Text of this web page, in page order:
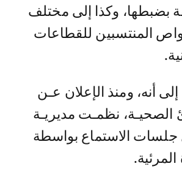
بضبطها، وكذا إلى مختلف
المنتسبين للقطاعات
أنه، ومنذ الإعلان عـن
الصحيـة، نظمـت مديريـة
جلسات الاستماع بواسطة